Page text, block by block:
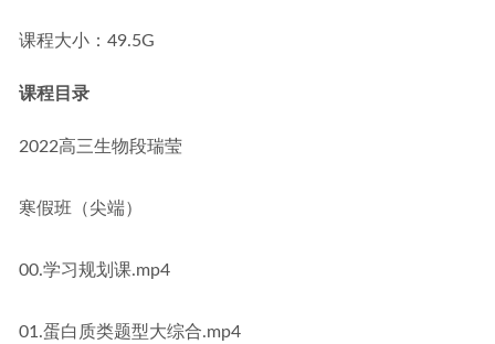
课程大小：49.5G
课程目录
2022高三生物段瑞莹
寒假班（尖端）
00.学习规划课.mp4
01.蛋白质类题型大综合.mp4